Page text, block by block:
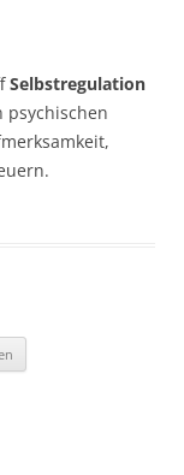
Selbstregulation